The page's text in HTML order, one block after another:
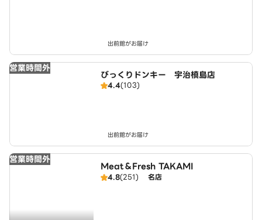
出前館がお届け
営業時間外
びっくりドンキー 宇治槙島店
4.4(103)
出前館がお届け
営業時間外
Meat＆Fresh TAKAMI
4.8(251) 名店